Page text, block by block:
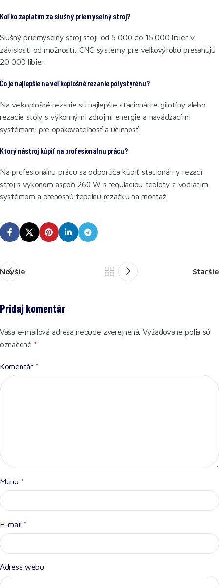
Koľko zaplatím za slušný priemyselný stroj?
Slušný priemyselný stroj stojí od 5 000 do 15 000 libier v
závislosti od možností, CNC systémy pre veľkovýrobu presahujú
20 000 libier.
Čo je najlepšie na veľkoplošné rezanie polystyrénu?
Na veľkoplošné rezanie sú najlepšie stacionárne gilotíny alebo
rezacie stoly s výkonnými zdrojmi energie a navádzacími
systémami pre opakovateľnosť a účinnosť.
Ktorý nástroj kúpiť na profesionálnu prácu?
Na profesionálnu prácu sa odporúča kúpiť stacionárny rezací
stroj s výkonom aspoň 260 W s reguláciou teploty a vodiacim
systémom a prenosnú tepelnú rezačku na montáž.
Novšie Staršie
Pridaj komentár
Vaša e-mailová adresa nebude zverejnená. Vyžadované polia sú
označené *
Komentár *
Meno *
E-mail *
Adresa webu